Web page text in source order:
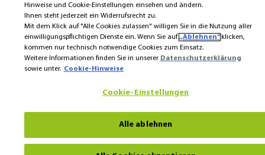
Hinweise und Cookie-Einstellungen einsehen und ändern.
Ihnen steht jederzeit ein Widerrufsrecht zu.
Mit dem Klick auf "Alle Cookies zulassen" willigen Sie in die Nutzung aller
einwilligungspflichtigen Dienste ein. Wenn Sie auf„Ablehnen“ klicken,
kommen nur technisch notwendige Cookies zum Einsatz.
Weitere Informationen finden Sie in unserer Datenschutzerklärung
sowie unter. Cookie-Hinweise
Cookie-Einstellungen
Alle ablehnen